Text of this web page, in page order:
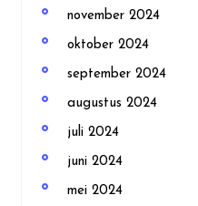
november 2024
oktober 2024
september 2024
augustus 2024
juli 2024
juni 2024
mei 2024